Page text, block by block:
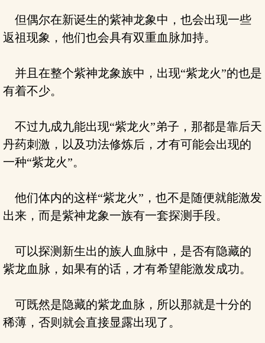
但偶尔在新诞生的紫神龙象中，也会出现一些
返祖现象，他们也会具有双重血脉加持。
并且在整个紫神龙象族中，出现“紫龙火”的也是
有着不少。
不过九成九能出现“紫龙火”弟子，那都是靠后天
丹药刺激，以及功法修炼后，才有可能会出现的
一种“紫龙火”。
他们体内的这样“紫龙火”，也不是随便就能激发
出来，而是紫神龙象一族有一套探测手段。
可以探测新生出的族人血脉中，是否有隐藏的
紫龙血脉，如果有的话，才有希望能激发成功。
可既然是隐藏的紫龙血脉，所以那就是十分的
稀薄，否则就会直接显露出现了。